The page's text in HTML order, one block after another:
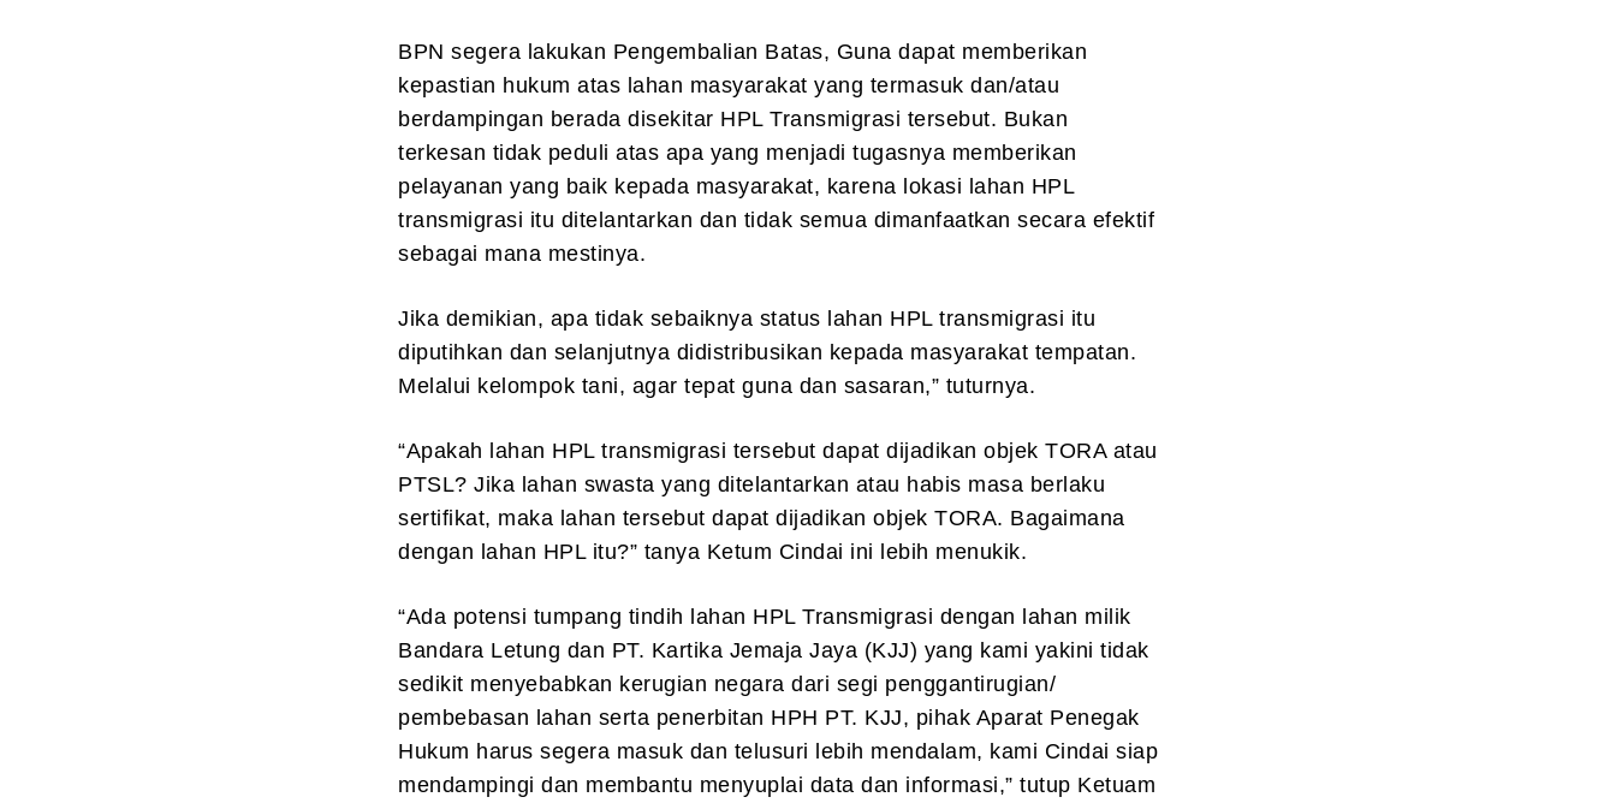
BPN segera lakukan Pengembalian Batas, Guna dapat memberikan
kepastian hukum atas lahan masyarakat yang termasuk dan/atau
berdampingan berada disekitar HPL Transmigrasi tersebut. Bukan
terkesan tidak peduli atas apa yang menjadi tugasnya memberikan
pelayanan yang baik kepada masyarakat, karena lokasi lahan HPL
transmigrasi itu ditelantarkan dan tidak semua dimanfaatkan secara efektif
sebagai mana mestinya.
Jika demikian, apa tidak sebaiknya status lahan HPL transmigrasi itu
diputihkan dan selanjutnya didistribusikan kepada masyarakat tempatan.
Melalui kelompok tani, agar tepat guna dan sasaran,” tuturnya.
“Apakah lahan HPL transmigrasi tersebut dapat dijadikan objek TORA atau
PTSL? Jika lahan swasta yang ditelantarkan atau habis masa berlaku
sertifikat, maka lahan tersebut dapat dijadikan objek TORA. Bagaimana
dengan lahan HPL itu?” tanya Ketum Cindai ini lebih menukik.
“Ada potensi tumpang tindih lahan HPL Transmigrasi dengan lahan milik
Bandara Letung dan PT. Kartika Jemaja Jaya (KJJ) yang kami yakini tidak
sedikit menyebabkan kerugian negara dari segi penggantirugian/
pembebasan lahan serta penerbitan HPH PT. KJJ, pihak Aparat Penegak
Hukum harus segera masuk dan telusuri lebih mendalam, kami Cindai siap
mendampingi dan membantu menyuplai data dan informasi,” tutup Ketuam